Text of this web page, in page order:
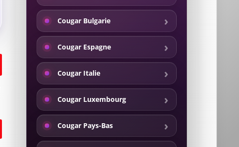
Cougar Bulgarie
Cougar Espagne
Cougar Italie
Cougar Luxembourg
Cougar Pays-Bas